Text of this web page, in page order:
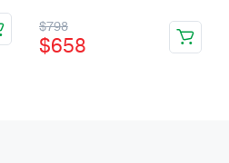
$798
$658